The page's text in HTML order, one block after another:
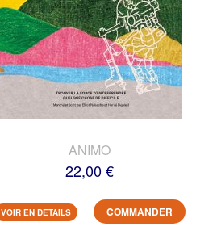
ANIMO
22,00 €
VOIR EN DETAILS COMMANDER